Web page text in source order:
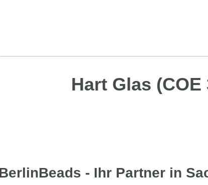
Hart Glas (COE
- Ihr Partner in